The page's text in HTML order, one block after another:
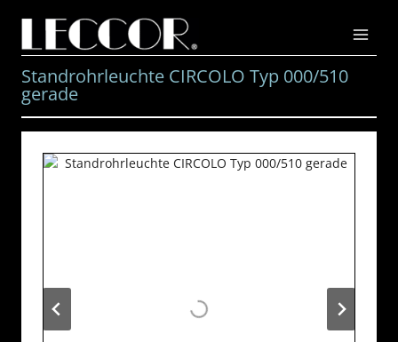
springen
Standrohrleuchte CIRCOLO Typ 000/510
gerade